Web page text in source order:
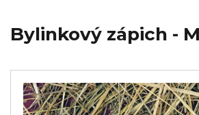
Bylinkový zápich -